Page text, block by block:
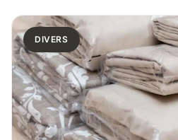
DIVERS